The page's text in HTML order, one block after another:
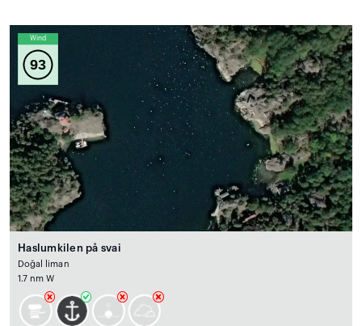
Wind
93
Haslumkilen på svai
Doğal liman
1.7 nm W